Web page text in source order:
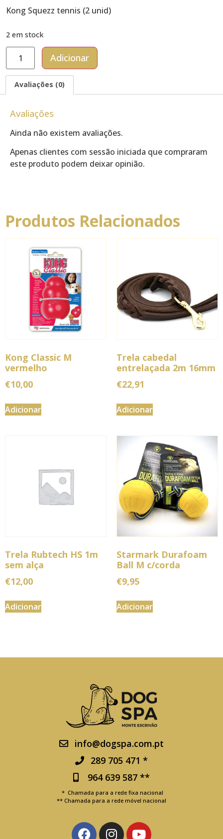
Kong Squezz tennis (2 unid)
2 em stock
Adicionar
Avaliações (0)
Avaliações
Ainda não existem avaliações.
Apenas clientes com sessão iniciada que compraram
este produto podem deixar opinião.
Produtos Relacionados
Kong Classic M
vermelho
€10,00
Adicionar
Trela cabedal
entrelaçada 2m 16mm
€22,91
Adicionar
Trela Rubtech HS 1m
sem alça
€12,00
Adicionar
Starmark Durafoam
Ball M c/corda
€9,95
Adicionar
info@dogspa.com.pt
289 705 471 *
964 639 587 **
* Chamada para a rede fixa nacional
** Chamada para a rede móvel nacional